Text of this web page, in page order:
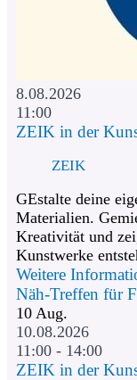
8.08.2026
11:00
ZEIK in der
ZEIK
GEstalte deine
Materialien.
Kreativität und
Kunstwerke
Weitere
Näh-Treffen für
10 Aug.
10.08.2026
11:00 - 14:00
ZEIK in der